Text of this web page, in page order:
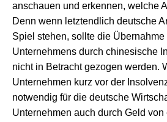
anschauen und erkennen, welche
Denn wenn letztendlich deutsche
Spiel stehen, sollte die
Unternehmens durch chinesische
nicht in Betracht gezogen werden.
Unternehmen kurz vor der
notwendig für die deutsche
Unternehmen auch durch Geld